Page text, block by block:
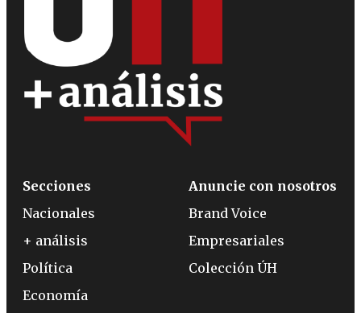
Secciones
Nacionales
+ análisis
Política
Economía
Anuncie con nosotros
Brand Voice
Empresariales
Colección ÚH